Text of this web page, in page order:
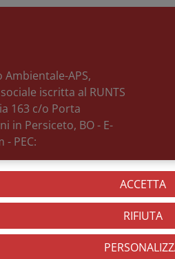
APS,
iscritta al RUNTS
163 c/o Porta
in Persiceto, BO- E-
- PEC:
ACCETTA
RIFIUTA